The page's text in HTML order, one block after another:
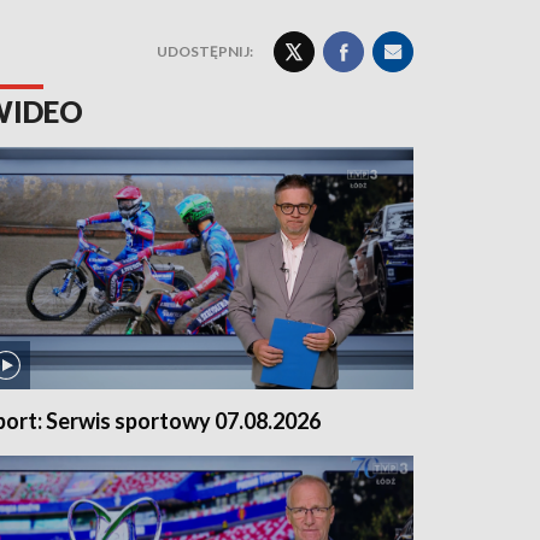
UDOSTĘPNIJ:
Serwis sportowy 07.08.2026